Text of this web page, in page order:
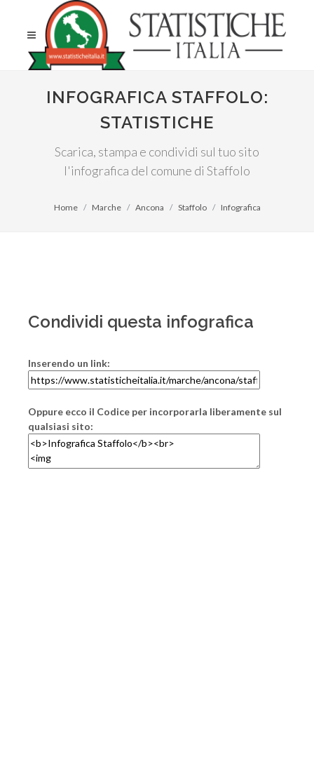
INFOGRAFICA STAFFOLO:
STATISTICHE
Scarica, stampa e condividi sul tuo sito
l'infografica del comune di Staffolo
Home Marche Ancona Staffolo Infografica
Condividi questa infografica
Inserendo un link:
Oppure ecco il Codice per incorporarla liberamente sul
qualsiasi sito: